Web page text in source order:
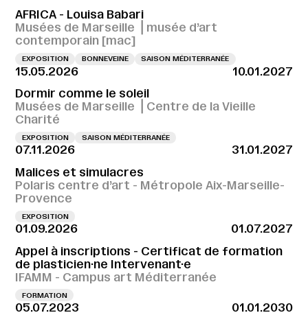
AFRICA - Louisa Babari
Musées de Marseille ⎪musée d’art
contemporain [mac]
EXPOSITION BONNEVEINE SAISON MÉDITERRANÉE
15.05.2026
10.01.2027
Dormir comme le soleil
Musées de Marseille ⎪Centre de la Vieille
Charité
EXPOSITION SAISON MÉDITERRANÉE
07.11.2026
31.01.2027
Malices et simulacres
Polaris centre d’art - Métropole Aix-Marseille-
Provence
EXPOSITION
01.09.2026
01.07.2027
Appel à inscriptions - Certificat de formation
de plasticien·ne Intervenant·e
IFAMM - Campus art Méditerranée
FORMATION
05.07.2023
01.01.2030